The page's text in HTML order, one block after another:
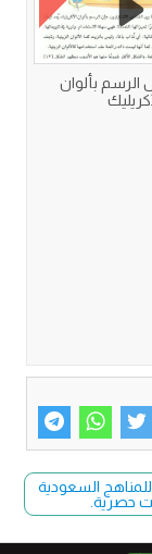
بألوان
السعودية